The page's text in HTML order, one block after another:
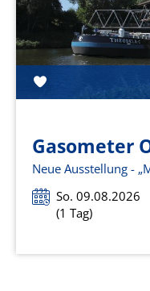
Gasometer
Neue Ausstellung -
So. 09.08.2026
(1 Tag)